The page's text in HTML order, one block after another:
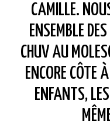
CAMILLE.
ENSEMBLE
CHUV AU
ENCORE CÔTE
ENFANTS,